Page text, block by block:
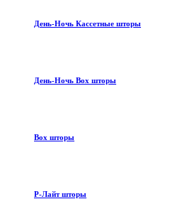
День-Ночь Кассетные шторы
День-Ночь Box шторы
Box шторы
Р-Лайт шторы